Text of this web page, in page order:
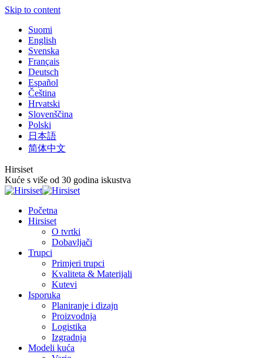
Skip to content
Suomi
English
Svenska
Français
Deutsch
Español
Čeština
Hrvatski
Slovenščina
Polski
日本語
简体中文
Hirsiset
Kuće s više od 30 godina iskustva
Početna
Hirsiset
O tvrtki
Dobavljači
Trupci
Primjeri trupci
Kvaliteta & Materijali
Kutevi
Isporuka
Planiranje i dizajn
Proizvodnja
Logistika
Izgradnja
Modeli kuća